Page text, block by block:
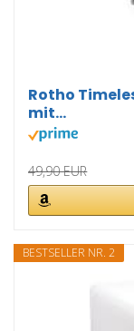
Rotho
mit...
49,90 EUR
BESTSELLER NR. 2